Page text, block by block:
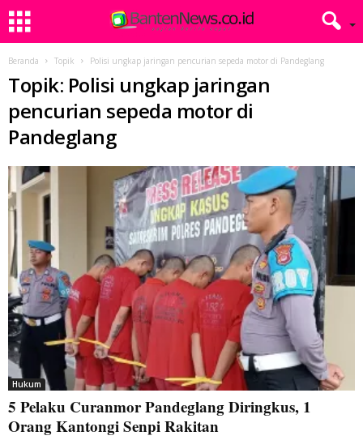
Beranda Topik Polisi ungkap jaringan pencurian sepeda motor di Pandeglang
Topik: Polisi ungkap jaringan
pencurian sepeda motor di
Pandeglang
Hukum
5 Pelaku Curanmor Pandeglang Diringkus, 1
Orang Kantongi Senpi Rakitan